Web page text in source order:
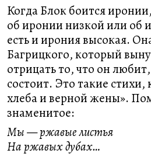
Когда Блок боится
об иронии низкой или
есть и ирония высокая.
Багрицкого, который
отрицать то, что он
состоит. Это такие стихи,
хлеба и верной жены».
знаменитое:
Мы — ржавые листья
На ржавых дубах…